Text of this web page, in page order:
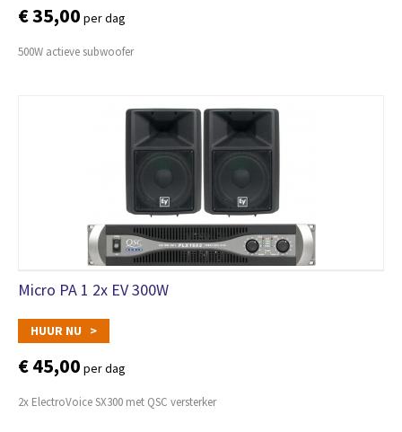
€ 35,00 per dag
500W actieve subwoofer
Micro PA 1 2x EV 300W
HUUR NU >
€ 45,00 per dag
2x ElectroVoice SX300 met QSC versterker